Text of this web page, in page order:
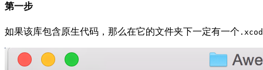
第一步
如果该库包含原生代码，那么在它的文件夹下一定有一个